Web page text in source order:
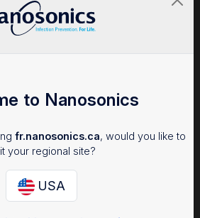
to Nanosonics
fr.nanosonics.ca, would you like to
your regional site?
USA